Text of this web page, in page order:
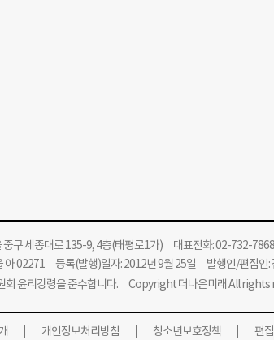
구 세종대로 135-9, 4층(태평로1가) 대표전화: 02-732-
아 02271 등록(발행)일자: 2012년 9월 25일 발행인/편집인
회 윤리강령을 준수합니다. Copyright 더나은미래 All rights
개인정보처리방침 청소년보호정책 편